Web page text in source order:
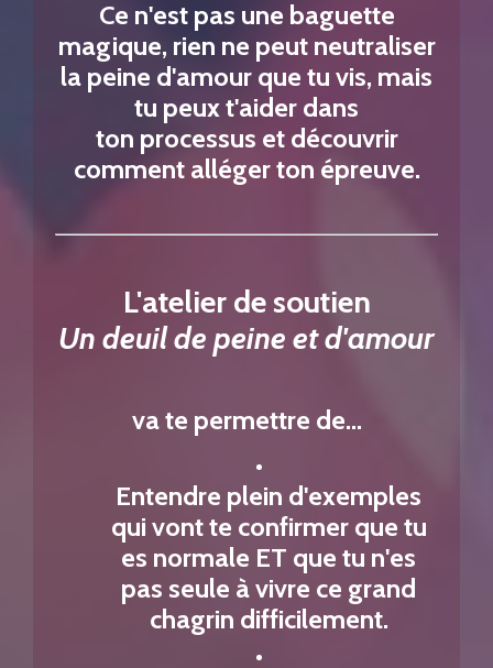
Ce n'est pas une baguette
magique, rien ne peut neutraliser
la peine d'amour que tu vis, mais
tu peux t'aider dans
ton processus et découvrir
comment alléger ton épreuve.
L'atelier de soutien
Un deuil de peine et d'amour
va te permettre de...
Entendre plein d'exemples
qui vont te confirmer que tu
es normale ET que tu n'es
pas seule à vivre ce grand
chagrin difficilement.